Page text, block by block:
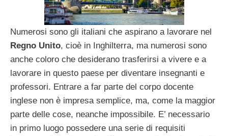
Numerosi sono gli italiani che aspirano a lavorare nel
Regno Unito, cioè in Inghilterra, ma numerosi sono
anche coloro che desiderano trasferirsi a vivere e a
lavorare in questo paese per diventare insegnanti e
professori. Entrare a far parte del corpo docente
inglese non è impresa semplice, ma, come la maggior
parte delle cose, neanche impossibile. E’ necessario
in primo luogo possedere una serie di requisiti